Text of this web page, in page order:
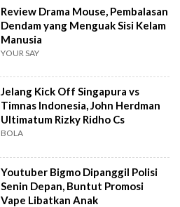
Review Drama Mouse, Pembalasan
Dendam yang Menguak Sisi Kelam
Manusia
YOUR SAY
Jelang Kick Off Singapura vs
Timnas Indonesia, John Herdman
Ultimatum Rizky Ridho Cs
BOLA
Youtuber Bigmo Dipanggil Polisi
Senin Depan, Buntut Promosi
Vape Libatkan Anak